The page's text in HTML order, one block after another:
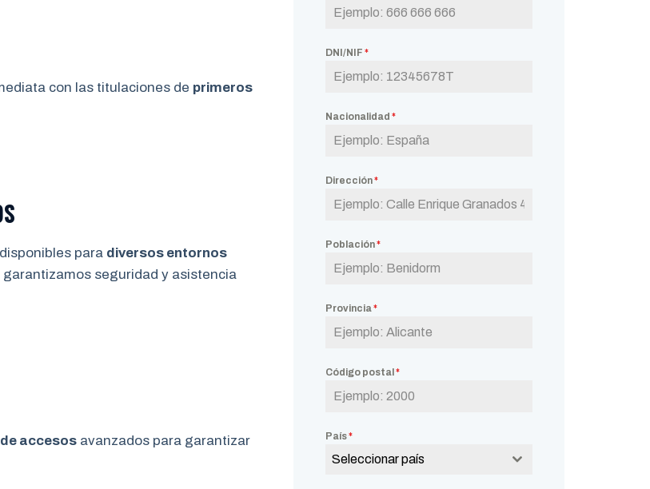
con las titulaciones de primeros
para diversos entornos
seguridad y asistencia
accesos avanzados para garantizar
DNI/NIF *
Nacionalidad *
Dirección*
Población*
Provincia*
Código postal *
País*
Seleccionar país